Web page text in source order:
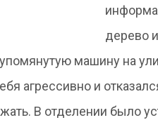
дерево
машину на
агрессивно и
В отделении было